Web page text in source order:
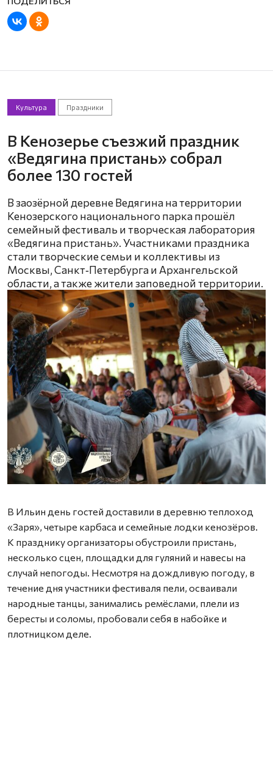
Культура Праздники
В Кенозерье съезжий праздник
«Ведягина пристань» собрал
более 130 гостей
В заозёрной деревне Ведягина на территории
Кенозерского национального парка прошёл
семейный фестиваль и творческая лаборатория
«Ведягина пристань». Участниками праздника
стали творческие семьи и коллективы из
Москвы, Санкт‑Петербурга и Архангельской
области, а также жители заповедной территории.
В Ильин день гостей доставили в деревню теплоход
«Заря», четыре карбаса и семейные лодки кенозёров.
К празднику организаторы обустроили пристань,
несколько сцен, площадки для гуляний и навесы на
случай непогоды. Несмотря на дождливую погоду, в
течение дня участники фестиваля пели, осваивали
народные танцы, занимались ремёслами, плели из
бересты и соломы, пробовали себя в набойке и
плотницком деле.